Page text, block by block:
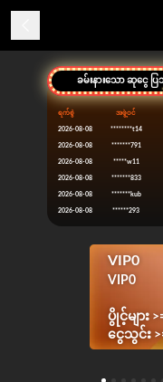
ခမ်းနားသော ဆုငွေ ပ
ရက်စွဲ အဖွဲ့ဝင်
2026-08-08 ********t14
2026-08-08 *******791
2026-08-08 *****w11
2026-08-08 *******833
2026-08-08 *******kub
2026-08-08 ******293
VIP0
VIP0
ပွိုင့်များ
ငွေသွင်း
ပွိုင့်
ငွေ